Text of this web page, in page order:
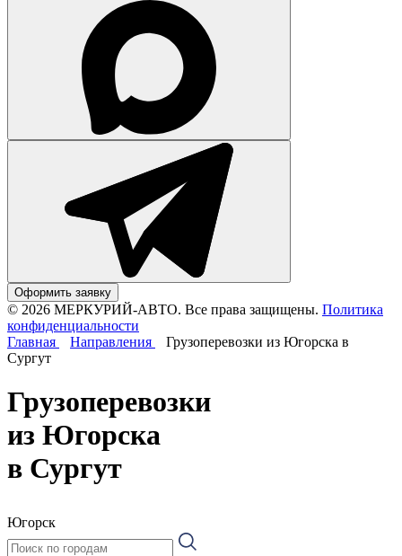
Оформить заявку
© 2026 МЕРКУРИЙ-АВТО. Все права защищены. Политика
конфиденциальности
Главная
Направления
Грузоперевозки из Югорска в
Сургут
Грузоперевозки
из Югорска
в Сургут
Югорск